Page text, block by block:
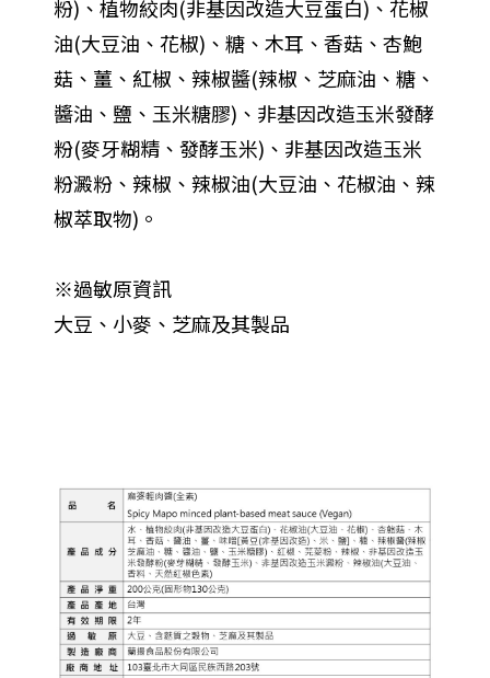
粉)、植物絞肉(非基因改造大豆蛋白)、花椒
油(大豆油、花椒)、糖、木耳、香菇、杏鮑
菇、薑、紅椒、辣椒醬(辣椒、芝麻油、糖、
醬油、鹽、玉米糖膠)、非基因改造玉米發酵
粉(麥牙糊精、發酵玉米)、非基因改造玉米
粉澱粉、辣椒、辣椒油(大豆油、花椒油、辣
椒萃取物)。
※過敏原資訊
大豆、小麥、芝麻及其製品